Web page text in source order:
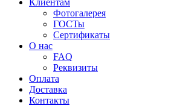
Клиентам
Фотогалерея
ГОСТы
Сертификаты
О нас
FAQ
Реквизиты
Оплата
Доставка
Контакты